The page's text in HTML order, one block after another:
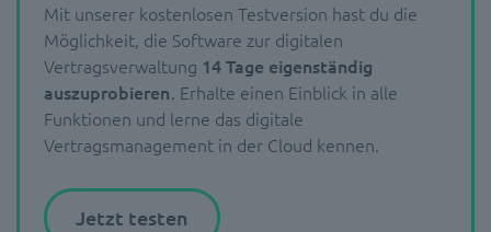
Mit unserer kostenlosen Testversion hast du die
Möglichkeit, die Software zur digitalen
Vertragsverwaltung 14 Tage eigenständig
auszuprobieren. Erhalte einen Einblick in alle
Funktionen und lerne das digitale
Vertragsmanagement in der Cloud kennen.
Jetzt testen